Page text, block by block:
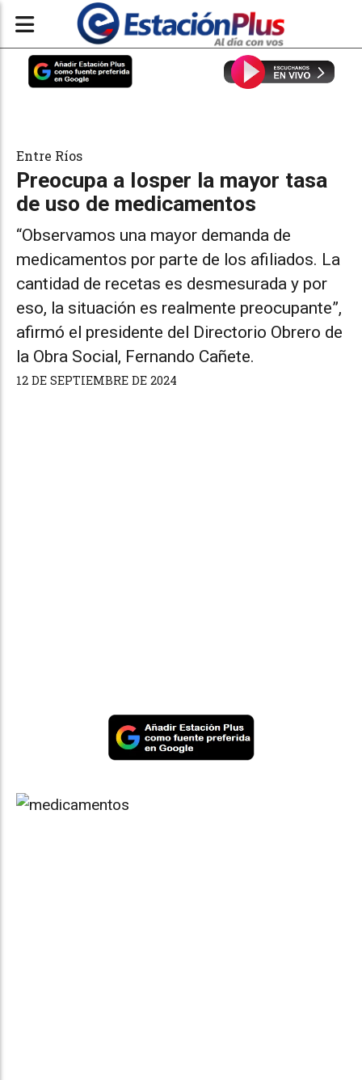
Preocupa a Iosper la mayor tasa
de uso de medicamentos
“Observamos una mayor demanda de
medicamentos por parte de los afiliados. La
cantidad de recetas es desmesurada y por
eso, la situación es realmente preocupante”,
afirmó el presidente del Directorio Obrero de
la Obra Social, Fernando Cañete.
Entre Ríos
12 DE SEPTIEMBRE DE 2024